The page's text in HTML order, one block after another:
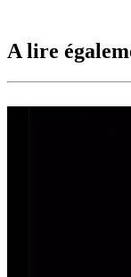
A lire